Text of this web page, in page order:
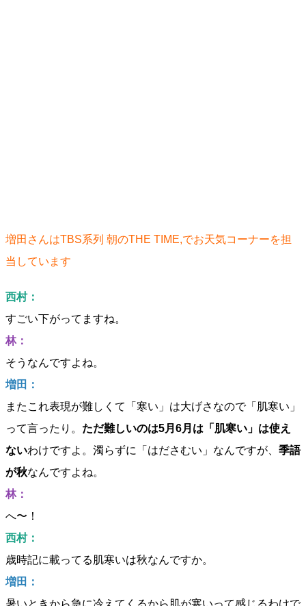
増田さんはTBS系列 朝のTHE TIME,でお天気コーナーを担
当しています
西村：
すごい下がってますね。
林：
そうなんですよね。
増田：
またこれ表現が難しくて「寒い」は大げさなので「肌寒い」
って言ったり。 ただ難しいのは5月6月は「肌寒い」は使え
ないわけですよ。濁らずに「はださむい」なんですが、 季語
が秋なんですよね。
林：
へ〜！
西村：
歳時記に載ってる肌寒いは秋なんですか。
増田：
暑いときから急に冷えてくるから肌が寒いって感じるわけで